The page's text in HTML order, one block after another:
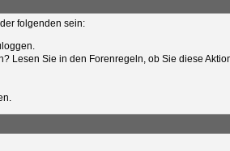
folgenden sein:
Lesen Sie in den Forenregeln, ob Sie diese